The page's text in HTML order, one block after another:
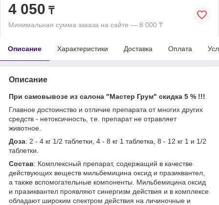
4 050 ₸
Минимальная сумма заказа на сайте — 8 000 ₸
Описание Характеристики Доставка Оплата
Описание
При самовывозе из салона "Мастер Грум" скидка 5 % !!!
Главное достоинство и отличие препарата от многих других
средств - нетоксичность, т.е. препарат не отравляет
животное.
Доза: 2 - 4 кг 1/2 таблетки, 4 - 8 кг 1 таблетка, 8 - 12 кг 1 и 1/2
таблетки.
Состав: Комплексный препарат, содержащий в качестве
действующих веществ мильбемицина оксид и празиквантел,
а также вспомогательные компоненты. Мильбемицина оксид
и празиквантел проявляют синергизм действия и в комплексе
обладают широким спектром действия на личиночные и